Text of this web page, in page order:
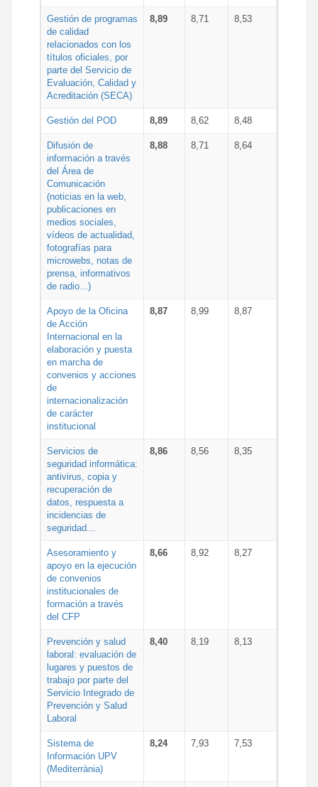
Gestión de programas
de calidad
relacionados con los
títulos oficiales, por
parte del Servicio de
Evaluación, Calidad y
Acreditación (SECA)
8,89 8,71 8,53
Gestión del POD 8,89 8,62 8,48
Difusión de
información a través
del Área de
Comunicación
(noticias en la web,
publicaciones en
medios sociales,
vídeos de actualidad,
fotografías para
microwebs, notas de
prensa, informativos
de radio...)
8,88 8,71 8,64
Apoyo de la Oficina
de Acción
Internacional en la
elaboración y puesta
en marcha de
convenios y acciones
de
internacionalización
de carácter
institucional
8,87 8,99 8,87
Servicios de
seguridad informática:
antivirus, copia y
recuperación de
datos, respuesta a
incidencias de
seguridad...
8,86 8,56 8,35
Asesoramiento y
apoyo en la ejecución
de convenios
institucionales de
formación a través
del CFP
8,66 8,92 8,27
Prevención y salud
laboral: evaluación de
lugares y puestos de
trabajo por parte del
Servicio Integrado de
Prevención y Salud
Laboral
8,40 8,19 8,13
Sistema de
Información UPV
(Mediterrània)
8,24 7,93 7,53